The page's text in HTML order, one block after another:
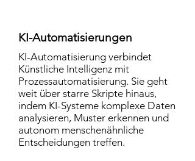
KI-Automatisierungen
KI-Automatisierung verbindet
Künstliche Intelligenz mit
Prozessautomatisierung. Sie geht
weit über starre Skripte hinaus,
indem KI-Systeme komplexe Daten
analysieren, Muster erkennen und
autonom menschenähnliche
Entscheidungen treffen.